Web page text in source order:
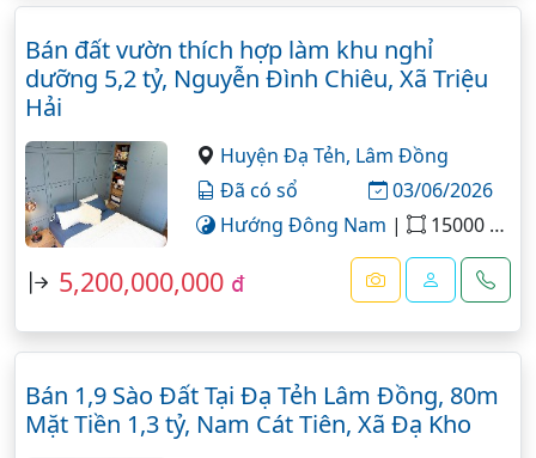
Bán đất vườn thích hợp làm khu nghỉ
dưỡng 5,2 tỷ, Nguyễn Đình Chiêu, Xã Triệu
Hải
Huyện Đạ Tẻh, Lâm Đồng
Đã có sổ
03/06/2026
Hướng Đông Nam | 15000 m²
5,200,000,000 đ
Bán 1,9 Sào Đất Tại Đạ Tẻh Lâm Đồng, 80m
Mặt Tiền 1,3 tỷ, Nam Cát Tiên, Xã Đạ Kho